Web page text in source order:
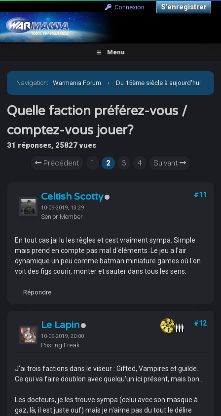
Connexion S’enregistrer
Menu
Navigation:Warmania Forum › Du 15ème siècle à aujourd'hui
› Moderne - Imaginaire › Carnevale › Quelle faction
préférez-vous / comptez-vous jouer?
Quelle faction préférez-vous /
comptez-vous jouer?
31 réponses, 25827 vues
Précédent
1 2 3 4 Suivant
Celtish Scotty
10-09-2019, 13:29
Senior Member
#11
En tout cas jai lu les règles et cest vraiment sympa. Simple
mais prend en compte pas mal d'éléments. Le jeu a l'air
dynamique un peu comme batman miniature games où l'on
voit des figs courir, monter et sauter dans tous les sens.
Répondre
Le Lapin
10-09-2019, 20:00
Posting Freak
#12
J'ai trois factions dans le viseur : Gifted, Vampires et guilde.
Ce qui va faire doublon avec quelqu'un ici présent, mais bon...
Les docteurs, je les trouve sympa (celui avec son masque à
gaz, là, il est juste ouf) mais je n'aime pas du tout le délire